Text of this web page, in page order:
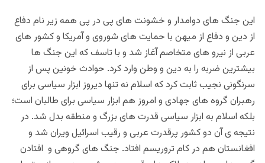
این جنگ های دوامدار و خشونت های پی در پی همه زیر نام دفاع
از دین و دفاع از میهن با حمایت های شوروی و آمریکا و کشور های
عربی از نیرو های متخاصم آغاز شد و با تاسف که این‌ جنگ ها
بیشترین ضربه را به دین و وطن وارد کرد. حوادث خونین پس از
سرنگونی نجیب ثابت کرد که اسلام نه تنها دیروز ابزار سیاسی برای
رهبران گروه های جهادی و امروز هم ابزار سیاسی برای طالبان است؛
بلکه اسلام به ابزار سیاسی قدرت های بزرگ و منطقه بدل شد. در
نتیجه ی آن دو کشور پرقدرت عربی و رقیب اسرائیل ویران شد و
افغانستان هم در کام تروریسم افتاد. جنگ های گروهی و افتادن